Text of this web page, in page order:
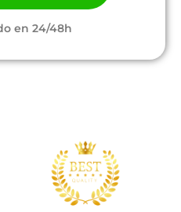
en 24/48h